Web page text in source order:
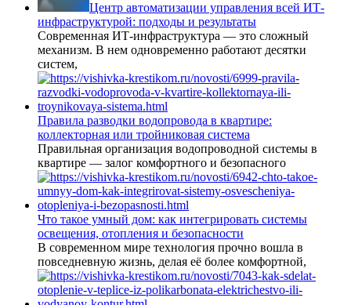
Центр автоматизации управления всей ИТ-
инфраструктурой: подходы и результаты
Современная ИТ-инфраструктура — это сложный
механизм. В нем одновременно работают десятки
систем,
Правила разводки водопровода в квартире:
коллекторная или тройниковая система
Правильная организация водопроводной системы в
квартире — залог комфортного и безопасного
Что такое умный дом: как интегрировать системы
освещения, отопления и безопасности
В современном мире технология прочно вошла в
повседневную жизнь, делая её более комфортной,